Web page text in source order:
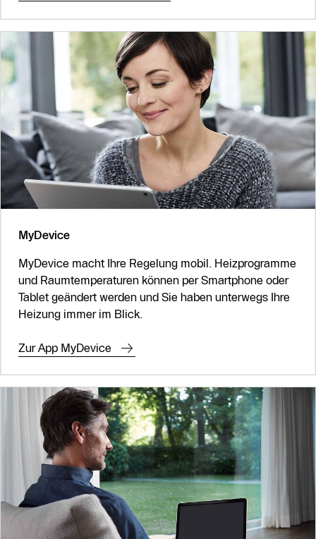
MyDevice
MyDevice macht Ihre Regelung mobil. Heizprogramme
und Raumtemperaturen können per Smartphone oder
Tablet geändert werden und Sie haben unterwegs Ihre
Heizung immer im Blick.
Zur App MyDevice